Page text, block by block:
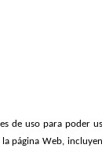
de uso para poder
página Web,